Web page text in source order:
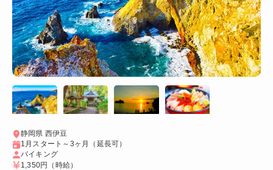
静岡県 西伊豆
1月スタート～3ヶ月（延長可）
バイキング
1,350円 （時給）